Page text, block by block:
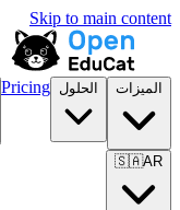
Skip to main content
الميزات الحلول Pricing
🇸🇦AR